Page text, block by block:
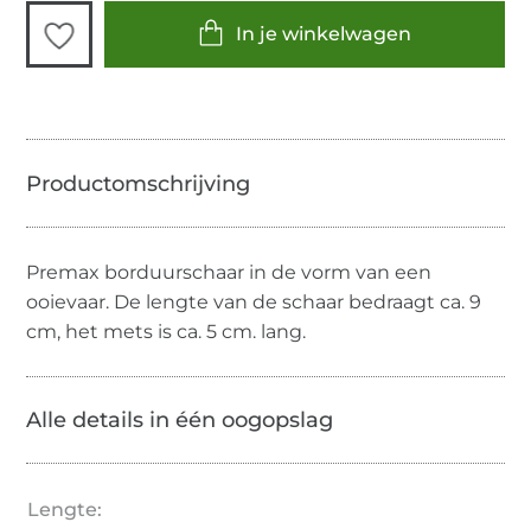
In je winkelwagen
Premax borduurschaar in de vorm van een
ooievaar. De lengte van de schaar bedraagt ca. 9
cm, het mets is ca. 5 cm. lang.
Alle details in één oogopslag
Lengte: